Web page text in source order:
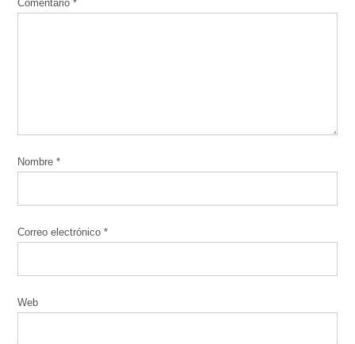
Comentario*
Nombre*
Correo electrónico*
Web